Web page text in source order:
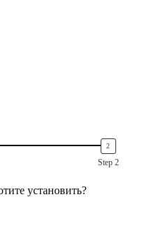
Step 2
установить?